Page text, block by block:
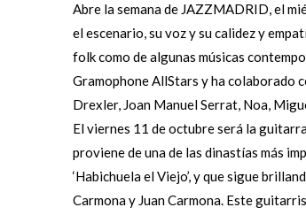
Abre la semana de JAZZMADRID, el
el escenario, su voz y su calidez y
folk como de algunas músicas
Gramophone AllStars y ha colaborado
Drexler, Joan Manuel Serrat, Noa,
El viernes 11 de octubre será la
proviene de una de las dinastías más
‘Habichuela el Viejo’, y que sigue
Carmona y Juan Carmona. Este